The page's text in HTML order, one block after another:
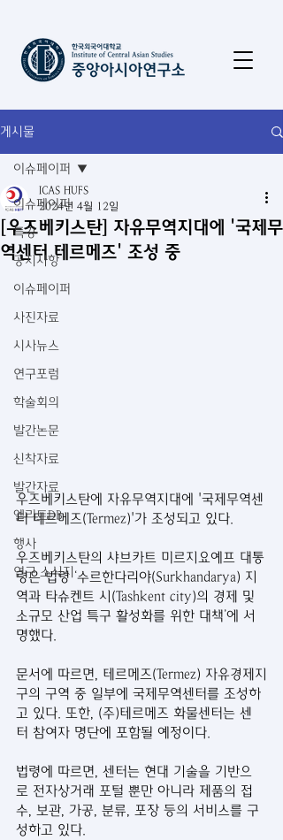
게시물
이슈페이퍼
특강
공지사항
이슈페이퍼
사진자료
시사뉴스
연구포럼
학술회의
발간논문
신착자료
발간자료
엘리트DB
행사
연구 소식지
이슈페이퍼
[우즈베키스탄] 자유무역지대에 '국제무
역센터 테르메즈' 조성 중
ICAS HUFS
2024년 4월 12일
우즈베키스탄에 자유무역지대에 '국제무역센
터 테르메즈(Termez)'가 조성되고 있다.
우즈베키스탄의 샤브카트 미르지요예프 대통
령은 법령 ‘수르한다리야(Surkhandarya) 지
역과 타슈켄트 시(Tashkent city)의 경제 및
소규모 산업 특구 활성화를 위한 대책’에 서
명했다.
문서에 따르면, 테르메즈(Termez) 자유경제지
구의 구역 중 일부에 국제무역센터를 조성하
고 있다. 또한, (주)테르메즈 화물센터는 센
터 참여자 명단에 포함될 예정이다.
법령에 따르면, 센터는 현대 기술을 기반으
로 전자상거래 포털 뿐만 아니라 제품의 접
수, 보관, 가공, 분류, 포장 등의 서비스를 구
성하고 있다.